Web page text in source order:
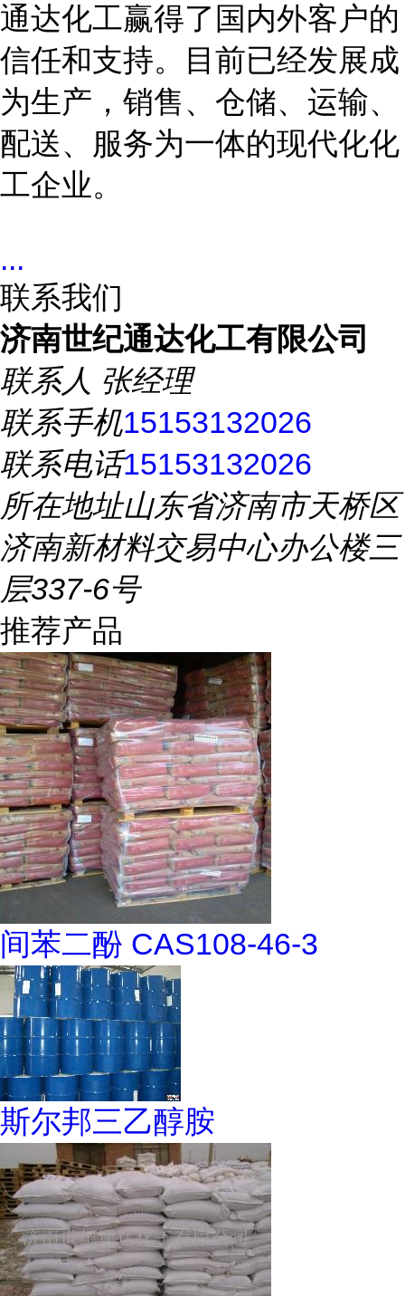
通达化工赢得了国内外客户的
信任和支持。目前已经发展成
为生产，销售、仓储、运输、
配送、服务为一体的现代化化
工企业。
...
联系我们
济南世纪通达化工有限公司
联系人 张经理
联系手机15153132026
联系电话15153132026
所在地址山东省济南市天桥区
济南新材料交易中心办公楼三
层337-6号
推荐产品
间苯二酚 CAS108-46-3
斯尔邦三乙醇胺